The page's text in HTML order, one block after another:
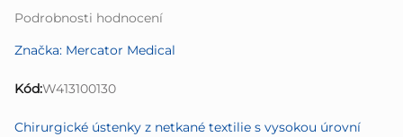
Průměrné
produktu
0,0
Podrobnosti hodnocení
Značka: Mercator Medical
Kód:W413100130
Chirurgické ústenky z netkané textilie s vysokou úrovní